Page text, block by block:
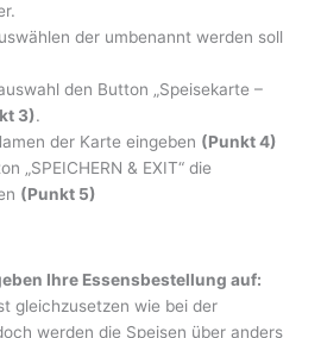
der umbenannt werden soll
den Button „Speisekarte –
3).
der Karte eingeben (Punkt 4)
„SPEICHERN & EXIT“ die
(Punkt 5)
Ihre Essensbestellung auf:
gleichzusetzen wie bei der
werden die Speisen über anders